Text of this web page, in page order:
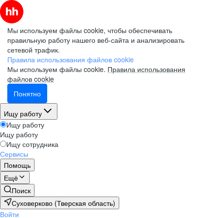
Мы используем файлы cookie, чтобы обеспечивать
правильную работу нашего веб-сайта и анализировать
сетевой трафик.
Правила использования файлов cookie
Мы используем файлы cookie. Правила использования
файлов cookie
Понятно
Ищу работу
Ищу работу
Ищу работу
Ищу сотрудника
Сервисы
Помощь
Ещё
Поиск
Суховерково (Тверская область)
Войти